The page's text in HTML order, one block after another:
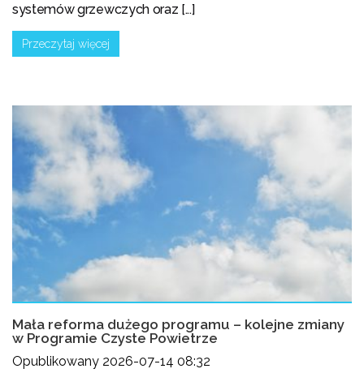
systemów grzewczych oraz [...]
Przeczytaj więcej
Mała reforma dużego programu – kolejne zmiany
w Programie Czyste Powietrze
Opublikowany 2026-07-14 08:32